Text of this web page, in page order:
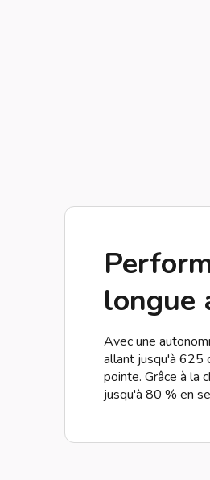
longue
Avec une
allant jusqu'à 625
pointe. Grâce à la
jusqu'à 80 % en